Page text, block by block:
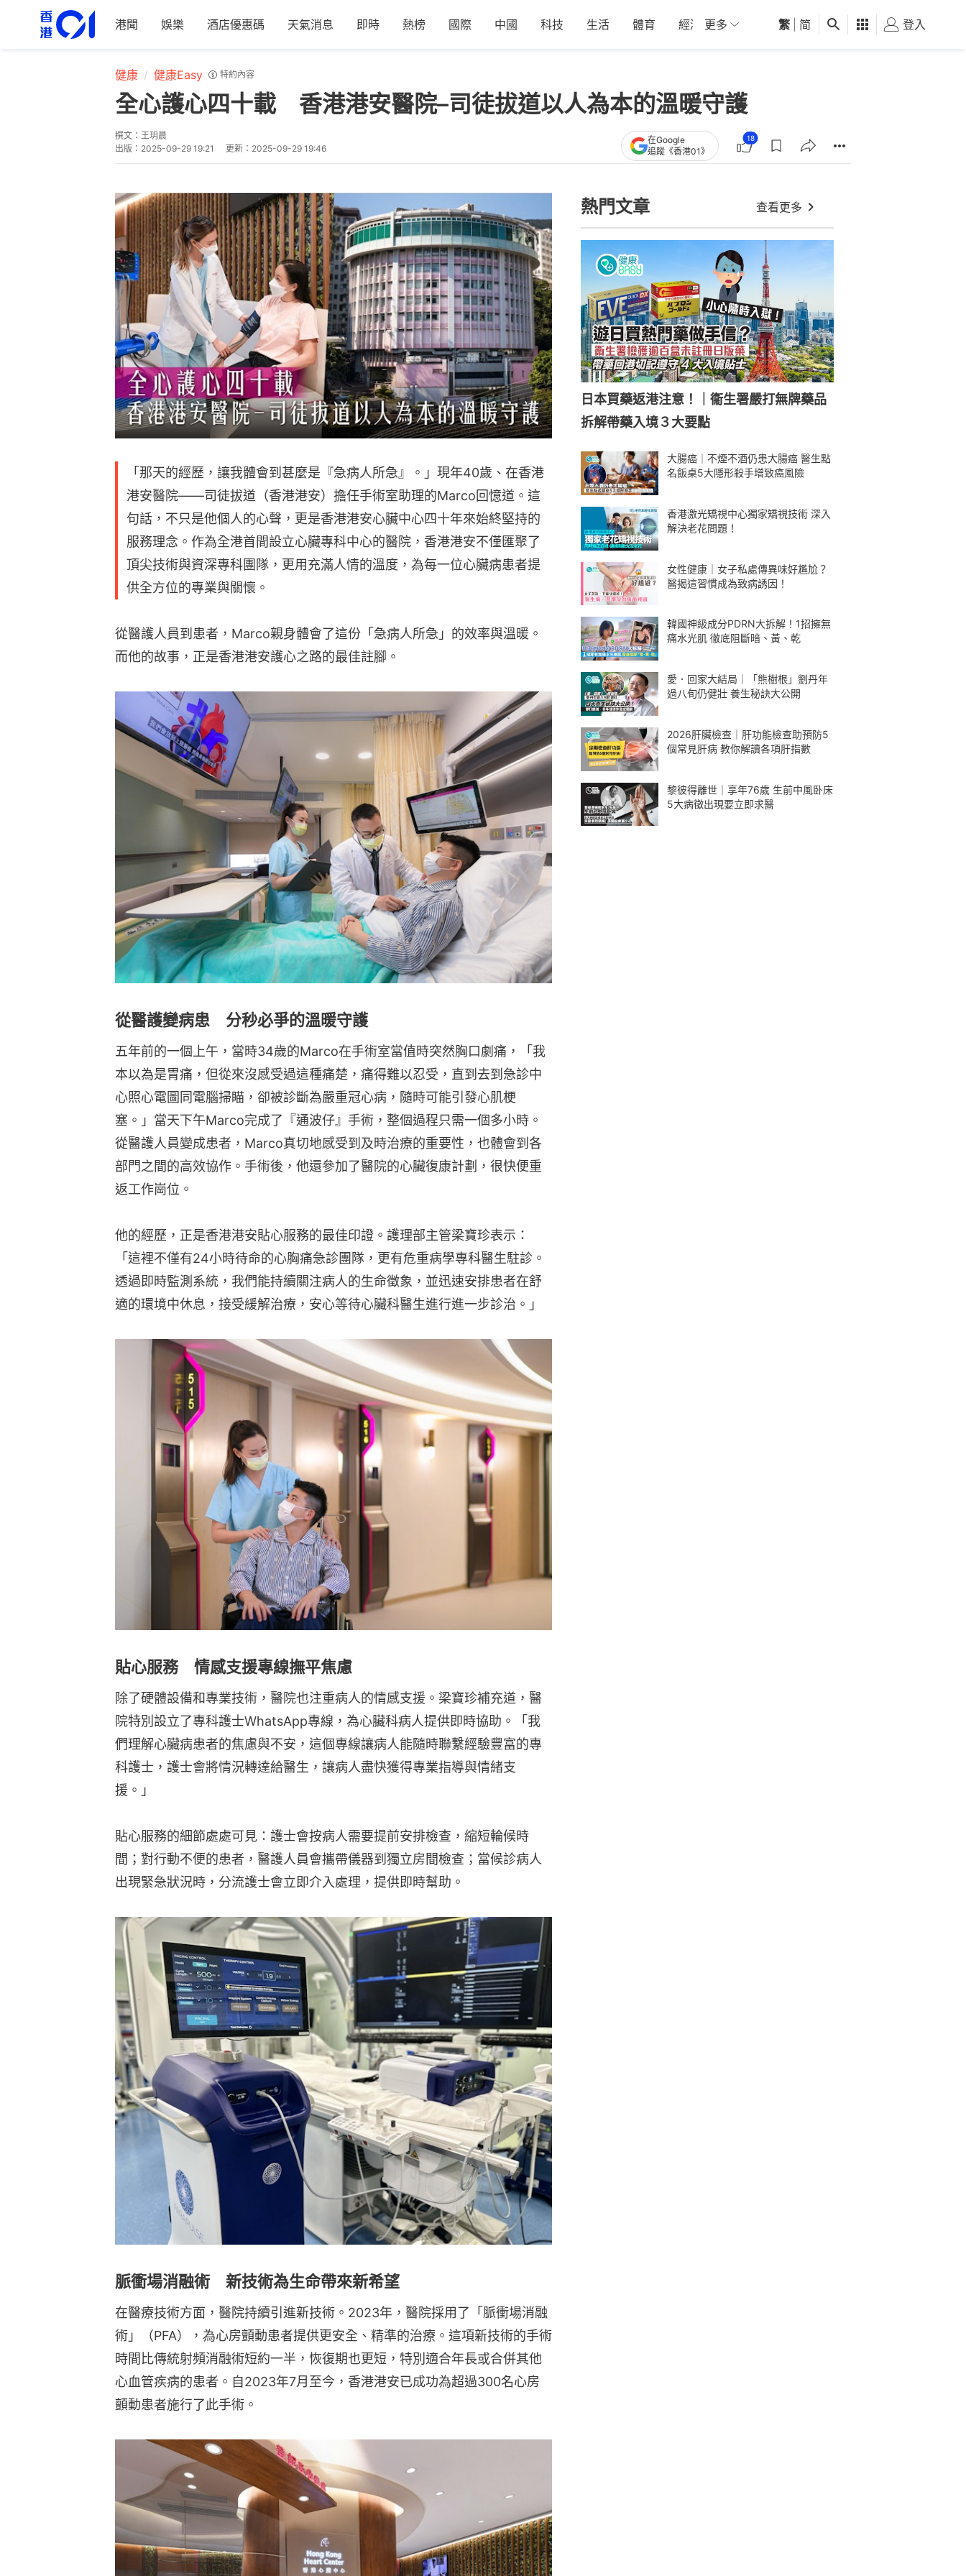
港聞 娛樂 酒店優惠碼 天氣消息 即時 熱榜 國際 中國 科技 生活 體育 經濟 01深圳 觀點 健康 好食玩飛
更多 繁 简 登入
健康 健康Easy 特約內容
全心護心四十載 香港港安醫院–司徒拔道以人為本的溫暖守護
撰文： 王玥晨
出版： 2025-09-29 19:21 更新： 2025-09-29 19:46
在Google
追蹤《香港01》
18
「那天的經歷，讓我體會到甚麼是『急病人所急』。」現年40歲、在香港
港安醫院——司徒拔道（香港港安）擔任手術室助理的Marco回憶道。這
句話，不只是他個人的心聲，更是香港港安心臟中心四十年來始終堅持的
服務理念。作為全港首間設立心臟專科中心的醫院，香港港安不僅匯聚了
頂尖技術與資深專科團隊，更用充滿人情的溫度，為每一位心臟病患者提
供全方位的專業與關懷。
從醫護人員到患者，Marco親身體會了這份「急病人所急」的效率與溫暖。
而他的故事，正是香港港安護心之路的最佳註腳。
從醫護變病患 分秒必爭的溫暖守護
五年前的一個上午，當時34歲的Marco在手術室當值時突然胸口劇痛，「我
本以為是胃痛，但從來沒感受過這種痛楚，痛得難以忍受，直到去到急診中
心照心電圖同電腦掃瞄，卻被診斷為嚴重冠心病，隨時可能引發心肌梗
塞。」當天下午Marco完成了『通波仔』手術，整個過程只需一個多小時。
從醫護人員變成患者，Marco真切地感受到及時治療的重要性，也體會到各
部門之間的高效協作。手術後，他還參加了醫院的心臟復康計劃，很快便重
返工作崗位。
他的經歷，正是香港港安貼心服務的最佳印證。護理部主管梁寶珍表示：
「這裡不僅有24小時待命的心胸痛急診團隊，更有危重病學專科醫生駐診。
透過即時監測系統，我們能持續關注病人的生命徵象，並迅速安排患者在舒
適的環境中休息，接受緩解治療，安心等待心臟科醫生進行進一步診治。」
貼心服務 情感支援專線撫平焦慮
除了硬體設備和專業技術，醫院也注重病人的情感支援。梁寶珍補充道，醫
院特別設立了專科護士WhatsApp專線，為心臟科病人提供即時協助。「我
們理解心臟病患者的焦慮與不安，這個專線讓病人能隨時聯繫經驗豐富的專
科護士，護士會將情況轉達給醫生，讓病人盡快獲得專業指導與情緒支
援。」
貼心服務的細節處處可見：護士會按病人需要提前安排檢查，縮短輪候時
間；對行動不便的患者，醫護人員會攜帶儀器到獨立房間檢查；當候診病人
出現緊急狀況時，分流護士會立即介入處理，提供即時幫助。
脈衝場消融術 新技術為生命帶來新希望
在醫療技術方面，醫院持續引進新技術。2023年，醫院採用了「脈衝場消融
術」（PFA），為心房顫動患者提供更安全、精準的治療。這項新技術的手術
時間比傳統射頻消融術短約一半，恢復期也更短，特別適合年長或合併其他
心血管疾病的患者。自2023年7月至今，香港港安已成功為超過300名心房
顫動患者施行了此手術。
熱門文章 查看更多
日本買藥返港注意！｜衞生署嚴打無牌藥品
拆解帶藥入境３大要點
大腸癌｜不煙不酒仍患大腸癌 醫生點
名飯桌5大隱形殺手增致癌風險
香港激光矯視中心獨家矯視技術 深入
解決老花問題！
女性健康｜女子私處傳異味好尷尬？
醫揭這習慣成為致病誘因！
韓國神級成分PDRN大拆解！1招擁無
痛水光肌 徹底阻斷暗、黃、乾
愛．回家大結局｜「熊樹根」劉丹年
過八旬仍健壯 養生秘訣大公開
2026肝臟檢查｜肝功能檢查助預防5
個常見肝病 教你解讀各項肝指數
黎彼得離世｜享年76歲 生前中風卧床
5大病徵出現要立即求醫